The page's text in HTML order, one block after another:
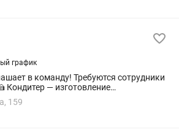
график
Требуются сотрудники
изделий. 🎂 Кондитер —
тортов. 🥐...
159